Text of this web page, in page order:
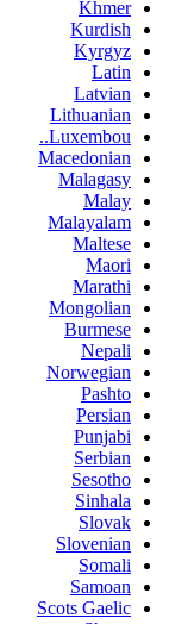
Khmer
Kurdish
Kyrgyz
Latin
Latvian
Lithuanian
Luxembou..
Macedonian
Malagasy
Malay
Malayalam
Maltese
Maori
Marathi
Mongolian
Burmese
Nepali
Norwegian
Pashto
Persian
Punjabi
Serbian
Sesotho
Sinhala
Slovak
Slovenian
Somali
Samoan
Scots Gaelic